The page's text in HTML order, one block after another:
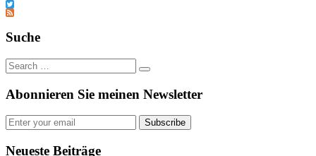
Tumblr
Twitter
Feed
Suche
Abonnieren Sie meinen Newsletter
Subscribe
Neueste Beiträge